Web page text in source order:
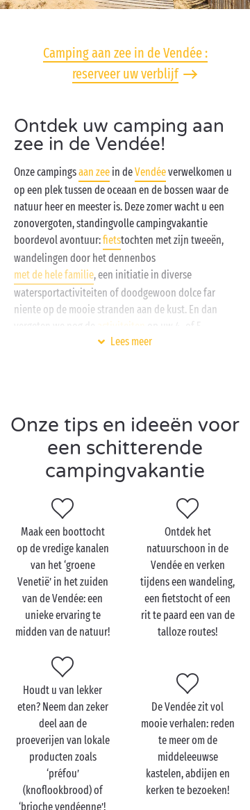
Camping aan zee in de Vendée :
reserveer uw verblijf
Ontdek uw camping aan
zee in de Vendée!
Onze campingsaan zee in deVendéeverwelkomen u
op een plek tussen de oceaan en de bossen waar de
natuur heer en meester is. Deze zomer wacht u een
zonovergoten, standingvolle campingvakantie
boordevol avontuur:fietstochten met zijn tweeën,
wandelingen door het dennenbos
met de hele familie, een initiatie in diverse
watersportactiviteiten of doodgewoon dolce far
niente op de mooie stranden aan de kust. En dan
op uw 4- of 5-
sterrencamping van Sandaya waarmee u uw
langs de mooiste stranden van de Vendée. Op een
boogscheut van uw
accommodatie
maakt u met uw
wederhelft een romantische wandeling op het strand
van het eiland Noirmoutier of beleeft u met uw
La Tranche-sur-Mer
. Relaxen op het strand,
genieten van de natuur, deelnemen aan diverse
activiteiten … Uw vakantie wordt onvergetelijk!
Terug op de camping kunt u bovendien rekenen op
onze gratis animatie die speciaal voor u
georganiseerd wordt. Bij Sandaya beleeft u sowieso
unieke momenten!
Lees meer
Onze tips en ideeën voor
een schitterende
campingvakantie
Maak een boottocht
op de vredige kanalen
van het ‘groene
Venetië’ in het zuiden
van de Vendée: een
unieke ervaring te
midden van de natuur!
Ontdek het
natuurschoon in de
Vendée en verken
tijdens een wandeling,
een fietstocht of een
rit te paard een van de
talloze routes!
Houdt u van lekker
eten? Neem dan zeker
deel aan de
proeverijen van lokale
producten zoals
‘préfou’
(knoflookbrood) of
‘brioche vendéenne’!
De Vendée zit vol
mooie verhalen: reden
te meer om de
middeleeuwse
kastelen, abdijen en
kerken te bezoeken!